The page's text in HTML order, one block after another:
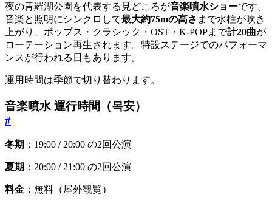
夜の青羅湖公園を代表する見どころが音楽噴水ショーです。
音楽と照明にシンクロして最大約75mの高さ まで水柱が吹き
上がり、ポップス・クラシック・OST・K-POPまで計20曲が
ローテーション再生されます。特設ステージでのパフォーマ
ンスが行われる日もあります。
運用時間は季節で切り替わります。
音楽噴水 運行時間（목安）
#
冬期 ：19:00 / 20:00 の2回公演
夏期 ：20:00 / 21:00 の2回公演
料金 ：無料（屋外観覧）